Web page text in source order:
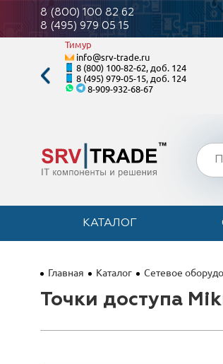
8 (800) 100 82 62
8 (495) 979 05 15
Тимур
info@srv-trade.ru
8 (800) 100-82-62, доб. 124
8 (495) 979-05-15, доб. 124
8-909-932-68-67
КАТАЛОГ
Главная Каталог Сетевое
Точки доступа